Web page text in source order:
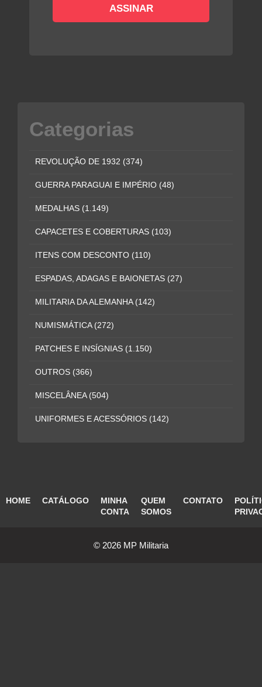
Categorias
REVOLUÇÃO DE 1932 (374)
GUERRA PARAGUAI E IMPÉRIO (48)
MEDALHAS (1.149)
CAPACETES E COBERTURAS (103)
ITENS COM DESCONTO (110)
ESPADAS, ADAGAS E BAIONETAS (27)
MILITARIA DA ALEMANHA (142)
NUMISMÁTICA (272)
PATCHES E INSÍGNIAS (1.150)
OUTROS (366)
MISCELÂNEA (504)
UNIFORMES E ACESSÓRIOS (142)
HOME CATÁLOGO
MINHA
CONTA
QUEM
SOMOS
CONTATO
© 2026 MP Militaria